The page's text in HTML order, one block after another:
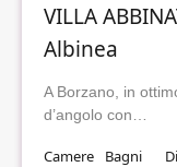
VILLA
Albinea
A Borzano, in
d’angolo con…
Camere Bagni